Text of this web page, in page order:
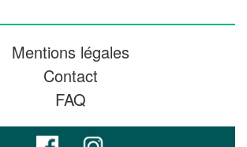
Mentions légales
Contact
FAQ